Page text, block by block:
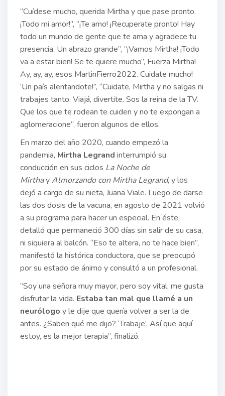
“Cuídese mucho, querida Mirtha y que pase pronto.
¡Todo mi amor!”, “¡Te amo! ¡Recuperate pronto! Hay
todo un mundo de gente que te ama y agradece tu
presencia. Un abrazo grande”, “¡Vamos Mirtha! ¡Todo
va a estar bien! Se te quiere mucho”, Fuerza Mirtha!
Ay, ay, ay, esos MartinFierro2022. Cuidate mucho!
‘Un país alentandote!”, “Cuidate, Mirtha y no salgas ni
trabajes tanto. Viajá, divertite. Sos la reina de la TV.
Que los que te rodean te cuiden y no te expongan a
aglomeracione”, fueron algunos de ellos.
En marzo del año 2020, cuando empezó la
pandemia, Mirtha Legrand interrumpió su
conducción en sus ciclos La Noche de
MirthayAlmorzando con Mirtha Legrand, y los
dejó a cargo de su nieta, Juana Viale. Luego de darse
las dos dosis de la vacuna, en agosto de 2021 volvió
a su programa para hacer un especial. En éste,
detalló que permaneció 300 días sin salir de su casa,
ni siquiera al balcón. “Eso te altera, no te hace bien”,
manifestó la histórica conductora, que se preocupó
por su estado de ánimo y consultó a un profesional.
“Soy una señora muy mayor, pero soy vital, me gusta
disfrutar la vida. Estaba tan mal que llamé a un
neurólogo y le dije que quería volver a ser la de
antes. ¿Saben qué me dijo? ‘Trabaje’. Así que aquí
estoy, es la mejor terapia”, finalizó.